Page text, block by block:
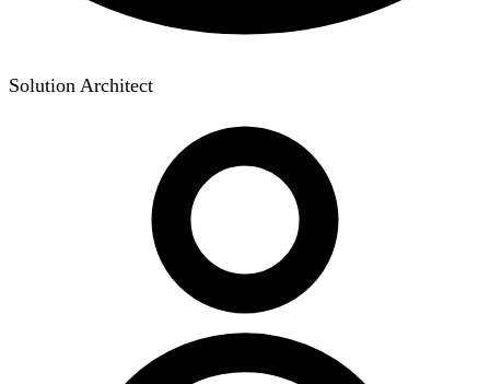
Solution Architect